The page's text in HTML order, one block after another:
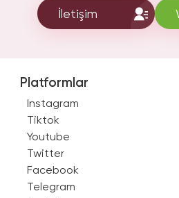
İletişim
Platformlar
Instagram
Tiktok
Youtube
Twitter
Facebook
Telegram